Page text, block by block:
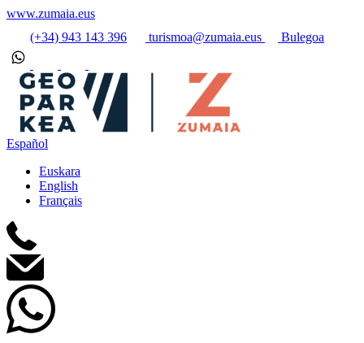
www.zumaia.eus
(+34) 943 143 396
turismoa@zumaia.eus Bulegoa
Español
Euskara
English
Français